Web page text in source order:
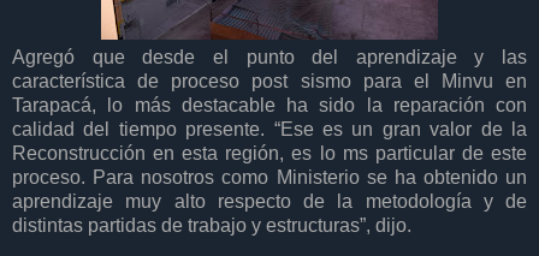
Agregó que desde el punto del aprendizaje y las
característica de proceso post sismo para el Minvu en
Tarapacá, lo más destacable ha sido la reparación con
calidad del tiempo presente. “Ese es un gran valor de la
Reconstrucción en esta región, es lo ms particular de este
proceso. Para nosotros como Ministerio se ha obtenido un
aprendizaje muy alto respecto de la metodología y de
distintas partidas de trabajo y estructuras”, dijo.